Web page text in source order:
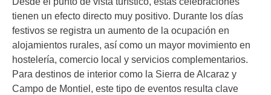
tienen un efecto directo muy positivo. Durante los días
festivos se registra un aumento de la ocupación en
alojamientos rurales, así como un mayor movimiento en
hostelería, comercio local y servicios complementarios.
Para destinos de interior como la Sierra de Alcaraz y
Campo de Montiel, este tipo de eventos resulta clave